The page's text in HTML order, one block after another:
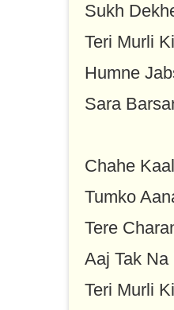
Sukh
Teri Murli
Humne
Sara
Chahe
Tumko
Tere
Aaj Tak
Teri Murli